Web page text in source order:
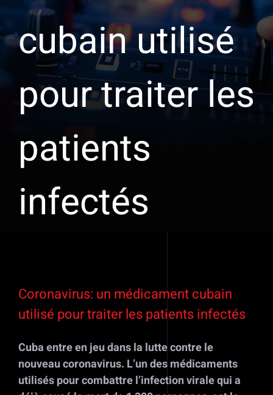
cubain utilisé
pour traiter les
patients
infectés
l'image
agrandie
Coronavirus: un médicament cubain
utilisé pour traiter les patients infectés
Cuba entre en jeu dans la lutte contre le
nouveau coronavirus. L’un des médicaments
utilisés pour combattre l’infection virale qui a